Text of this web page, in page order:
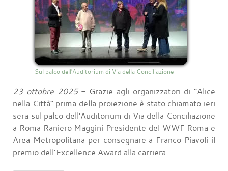
Sul palco dell'Auditorium di Via della Conciliazione
23 ottobre 2025- Grazie agli organizzatori di “Alice
nella Città” prima della proiezione è stato chiamato ieri
sera sul palco dell'Auditorium di Via della Conciliazione
a Roma Raniero Maggini Presidente del WWF Roma e
Area Metropolitana per consegnare a Franco Piavoli il
premio dell’Excellence Award alla carriera.